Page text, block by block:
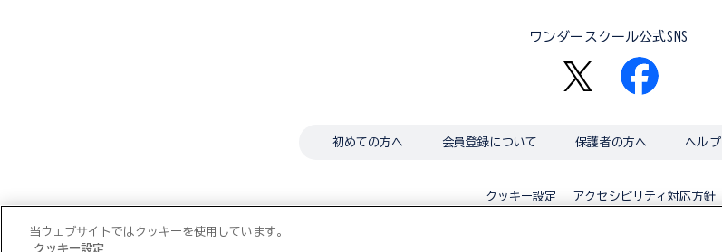
ワンダースクール公式SNS
初めての方へ 会員登録について 保護者の方へ ヘルプ
クッキー設定 アクセシビリティ対応方針
当ウェブサイトではクッキーを使用しています。
クッキー設定